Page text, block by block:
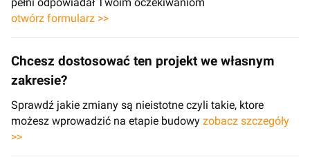
otwórz formularz >>
Chcesz dostosować ten projekt we własnym
zakresie?
Sprawdź jakie zmiany są nieistotne czyli takie, ktore
możesz wprowadzić na etapie budowy zobacz szczegóły
>>